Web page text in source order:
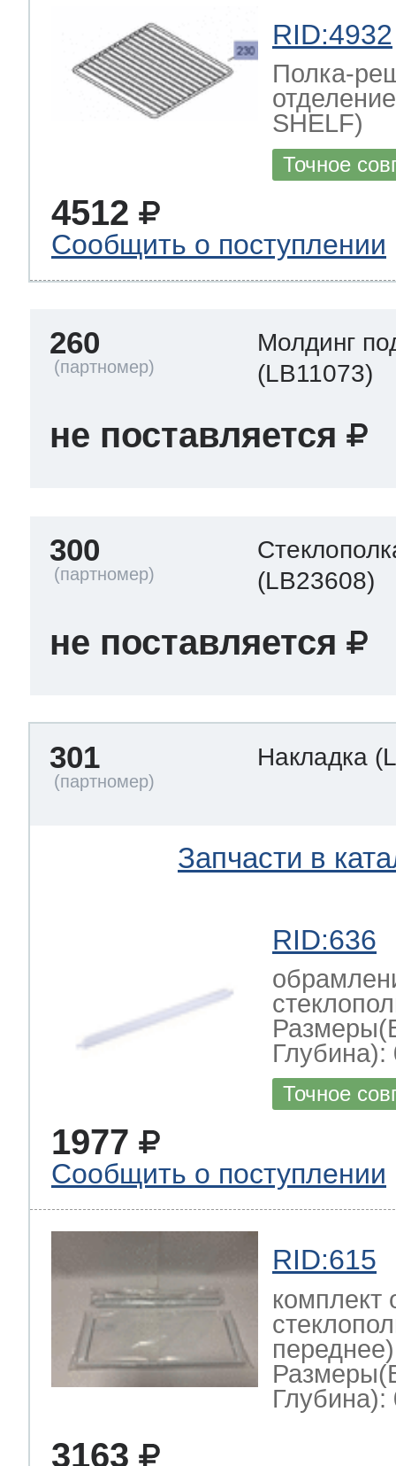
RID:4932
Полка-
SHELF)
Точное
4512
Сообщить о поступлении
260
Молдинг
(LB11073)
не поставляется
300
(LB23608)
не поставляется
301 Накладка
Запчасти в
RID:636
Глубина):
Точное
1977
Сообщить о поступлении
RID:615
комплект
Глубина):
3163